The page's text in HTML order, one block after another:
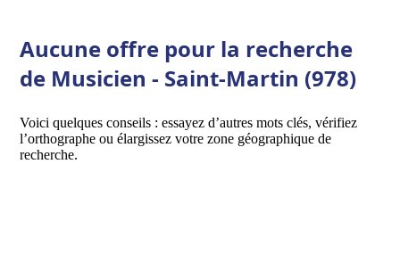
Aucune offre pour la recherche
de Musicien - Saint-Martin (978)
Voici quelques conseils : essayez d’autres mots clés, vérifiez
l’orthographe ou élargissez votre zone géographique de
recherche.